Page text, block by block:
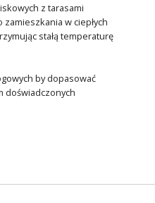
z tarasami
w ciepłych
stałą temperaturę
by dopasować
doświadczonych